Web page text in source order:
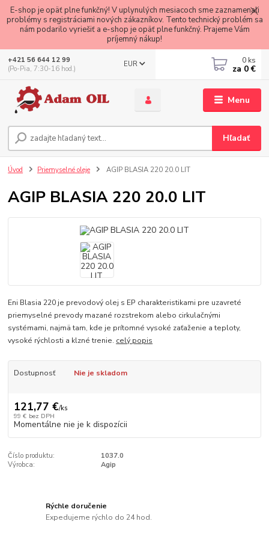
E-shop je opäť plne funkčný! V uplynulých mesiacoch sme zaznamenali
problémy s registráciami nových zákazníkov. Tento technický problém sa
nám podarilo vyriešiť a e-shop je opäť plne funkčný. Prajeme Vám
príjemný nákup!
Menu
EUR
Hľadať
+421 56 644 12 99
(Po-Pia, 7:30-16 hod.)
0 ks
za 0 €
Úvod Priemyselné oleje AGIP BLASIA 220 20.0 LIT
AGIP BLASIA 220 20.0 LIT
Eni Blasia 220 je prevodový olej s EP charakteristikami pre uzavreté
priemyselné prevody mazané rozstrekom alebo cirkulačnými
systémami, najmä tam, kde je prítomné vysoké zaťaženie a teploty,
vysoké rýchlosti a klzné trenie. celý popis
Dostupnosť Nie je skladom
121,77 €/ks
99 € bez DPH
Momentálne nie je k dispozícii
Číslo produktu:
1037.0
Výrobca:
Agip
Rýchle doručenie
Expedujeme rýchlo do 24 hod.